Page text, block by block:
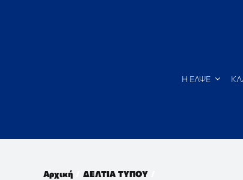
Η ΕΛΨΕ
Αρχική ΔΕΛΤΙΑ ΤΥΠΟΥ